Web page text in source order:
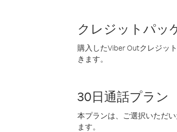
クレジットパッ
購入したViber Outクレジッ
きます。
30日通話プラン
本プランは、ご選択いただ
ます。